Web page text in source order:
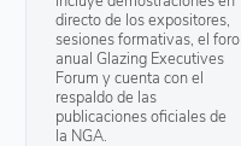
directo de los expositores,
sesiones formativas, el foro
anual Glazing Executives
Forum y cuenta con el
respaldo de las
publicaciones oficiales de
la NGA.